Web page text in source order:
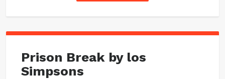
Prison Break by los
Simpsons